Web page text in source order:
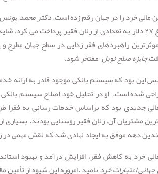
مالی خرد را در جهان رقم زده است.دکتر محمد یونس
خرد را از حقوق خود به مبلغ ۲۷ دلار به تعدادی از زنان
جایزه صلح نوبل مفتخر شود.
این بود که سيستم بانکی موجود قادر به ارائه
شده است. او در تحليل خود اصلاح سيستم بانکی
جدیدی بود که براساس خدمات رسانی به فقرا
مشتریان آن، زنان فقير روستایی بودند. بسياری از
دهه موفق به ایجاد نهادی شد که نقش مهمی در
خرد به کاهش فقر، افزایش درآمد و بهبود
جهانی اعتبارات خرد ناميد .امروزه این شيوه از تأمين